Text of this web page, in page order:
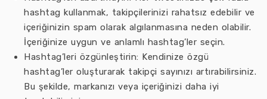
hashtag kullanmak, takipçilerinizi rahatsız edebilir ve
içeriğinizin spam olarak algılanmasına neden olabilir.
İçeriğinize uygun ve anlamlı hashtag’ler seçin.
Hashtag’leri özgünleştirin: Kendinize özgü
hashtag’ler oluşturarak takipçi sayınızı artırabilirsiniz.
Bu şekilde, markanızı veya içeriğinizi daha iyi